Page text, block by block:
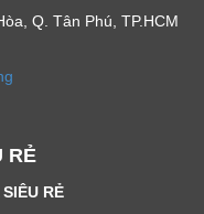
Q. Tân Phú, TP.HCM
RẺ
RẺ